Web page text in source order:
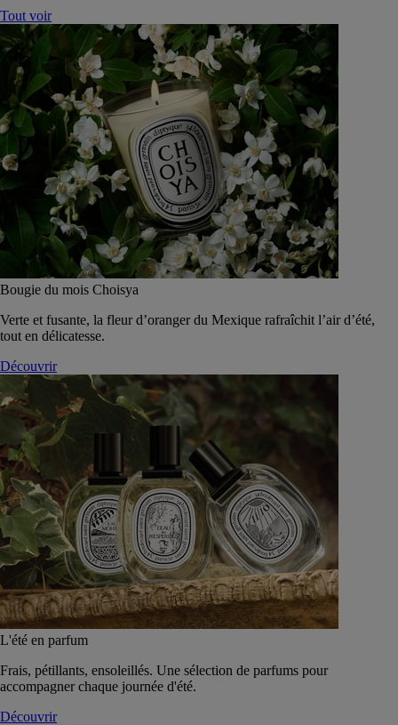
Tout voir
Bougie du mois Choisya
Verte et fusante, la fleur d’oranger du Mexique rafraîchit l’air d’été,
tout en délicatesse.
Découvrir
L'été en parfum
Frais, pétillants, ensoleillés. Une sélection de parfums pour
accompagner chaque journée d'été.
Découvrir